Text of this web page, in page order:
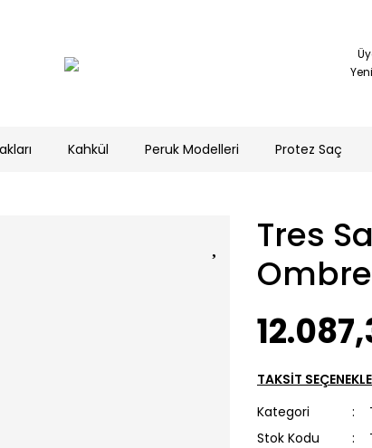
Kahkül Peruk Modelleri Protez Saç
Tres
Ombre
TAKSİT
Kategori
Stok Kodu